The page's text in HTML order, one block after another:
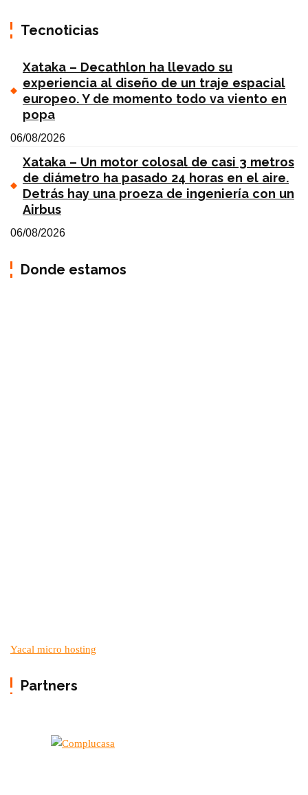
Tecnoticias
Xataka – Decathlon ha llevado su
experiencia al diseño de un traje espacial
europeo. Y de momento todo va viento en
popa
06/08/2026
Xataka – Un motor colosal de casi 3 metros
de diámetro ha pasado 24 horas en el aire.
Detrás hay una proeza de ingeniería con un
Airbus
06/08/2026
Donde estamos
Yacal micro hosting
Partners